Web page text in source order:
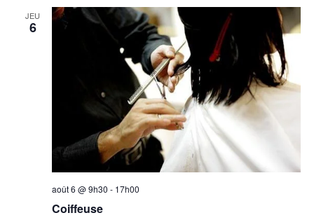
JEU
6
Coiffeuse
août 6 @ 9h30 - 17h00